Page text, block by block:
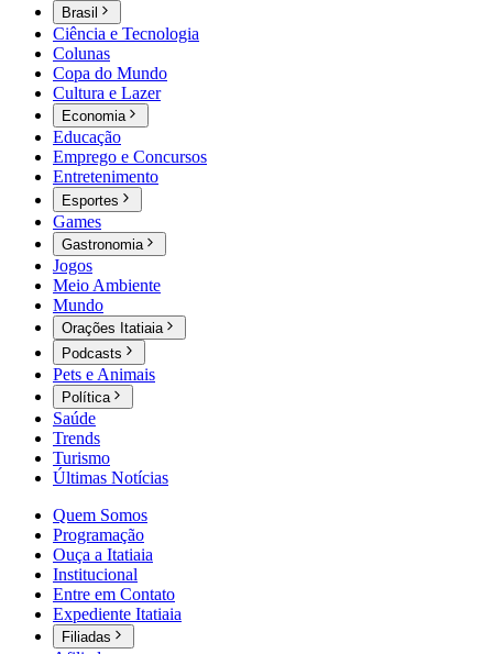
Brasil
Ciência e Tecnologia
Colunas
Copa do Mundo
Cultura e Lazer
Economia
Educação
Emprego e Concursos
Entretenimento
Esportes
Games
Gastronomia
Jogos
Meio Ambiente
Mundo
Orações Itatiaia
Podcasts
Pets e Animais
Política
Saúde
Trends
Turismo
Últimas Notícias
Quem Somos
Programação
Ouça a Itatiaia
Institucional
Entre em Contato
Expediente Itatiaia
Filiadas